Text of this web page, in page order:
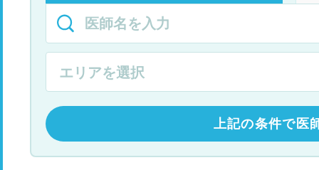
上記の条件で医